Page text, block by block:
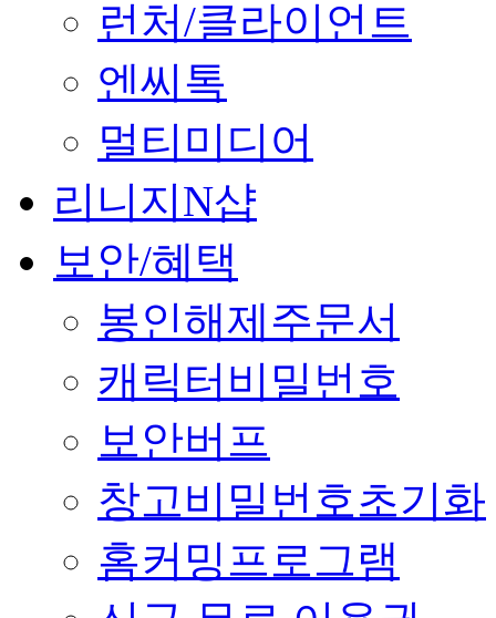
런처/클라이언트
엔씨톡
멀티미디어
리니지N샵
보안/혜택
봉인해제주문서
캐릭터비밀번호
보안버프
창고비밀번호초기화
홈커밍프로그램